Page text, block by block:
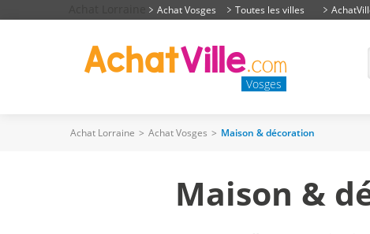
Achat Vosges Toutes les villes
Vosges
Achat Lorraine > Achat Vosges > Maison & décoration
Maison &